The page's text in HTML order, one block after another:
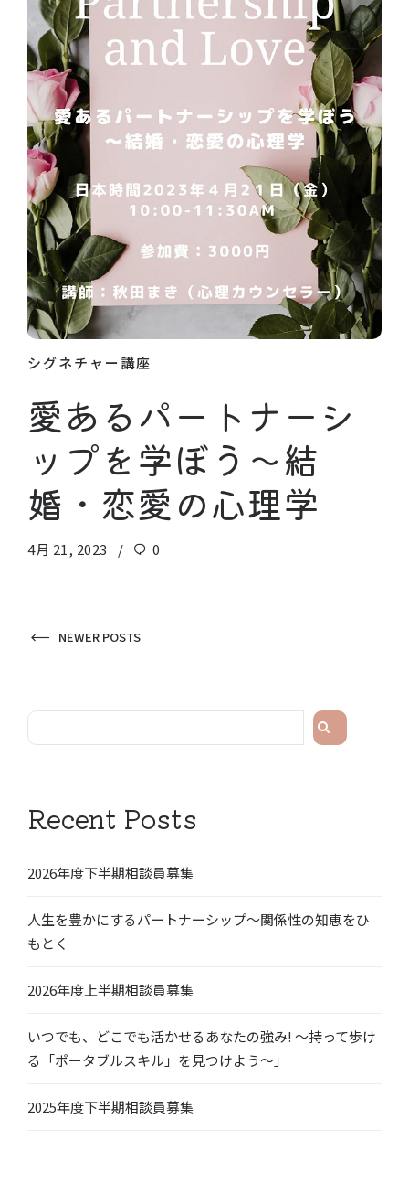
シグネチャー講座
愛あるパートナーシ
ップを学ぼう〜結
婚・恋愛の心理学
4月 21, 2023 0
NEWER POSTS
Recent Posts
2026年度下半期相談員募集
人生を豊かにするパートナーシップ〜関係性の知恵をひ
もとく
2026年度上半期相談員募集
いつでも、どこでも活かせるあなたの強み! 〜持って歩け
る「ポータブルスキル」を見つけよう〜」
2025年度下半期相談員募集